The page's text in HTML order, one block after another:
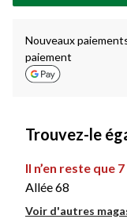
à
Nouveaux
paiement
Trouvez-le
Il n’en reste que 7
Allée 68
Voir d'autres